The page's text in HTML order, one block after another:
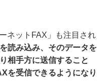
ネットFAX」も注目され
読み込み、そのデータを
相手方に送信すること
を受信できるようになり